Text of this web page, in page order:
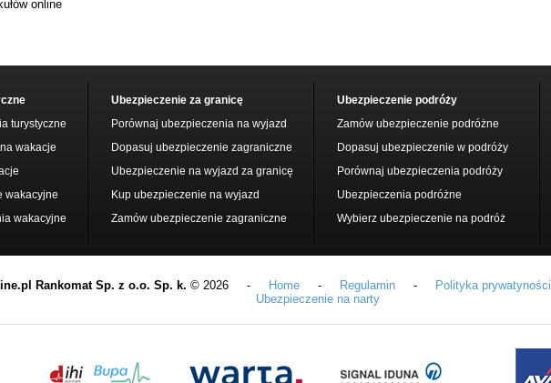
online
turystyczne
wakacje
wakacyjne
wakacyjne
Ubezpieczenie za granicę
Porównaj ubezpieczenia na wyjazd
Dopasuj ubezpieczenie zagraniczne
Ubezpieczenie na wyjazd za granicę
Kup ubezpieczenie na wyjazd
Zamów ubezpieczenie zagraniczne
Ubezpieczenie podróży
Zamów ubezpieczenie podróżne
Dopasuj ubezpieczenie w podróży
Porównaj ubezpieczenia podróży
Ubezpieczenia podróżne
Wybierz ubezpieczenie na podróż
Rankomat Sp. z o.o. Sp. k. © 2026 - Home- Regulamin- Polityka prywatyności
Ubezpieczenie na narty